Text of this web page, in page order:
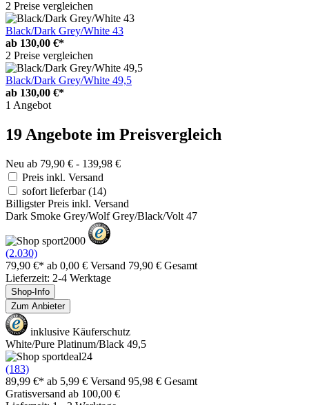
2 Preise vergleichen
Black/Dark Grey/White 43
ab 130,00 €*
2 Preise vergleichen
Black/Dark Grey/White 49,5
ab 130,00 €*
1 Angebot
19 Angebote im Preisvergleich
Neu ab 79,90 € - 139,98 €
Preis inkl. Versand
sofort lieferbar(14)
Billigster Preis inkl. Versand
Dark Smoke Grey/Wolf Grey/Black/Volt 47
(2.030)
79,90 €* ab 0,00 € Versand 79,90 € Gesamt
Lieferzeit: 2-4 Werktage
Shop-Info
Zum Anbieter
inklusive Käuferschutz
White/Pure Platinum/Black 49,5
(183)
89,99 €* ab 5,99 € Versand 95,98 € Gesamt
Gratisversand ab 100,00 €